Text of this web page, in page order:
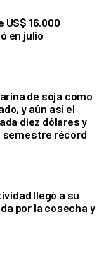
US$ 16.000
en julio
de soja como
y aún así el
diez dólares y
semestre récord
llegó a su
por la cosecha y